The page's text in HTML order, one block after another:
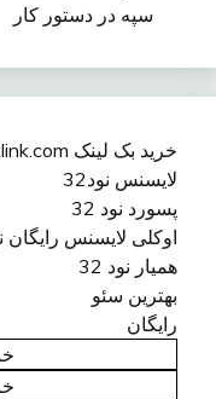
سپه در دستور کار
خرید بک لینک behtarinbacklink.com
لایسنس نود32
پسورد نود 32
اوکلی لایسنس رایگان
همیار نود 32
بهترین سئو
رایگان